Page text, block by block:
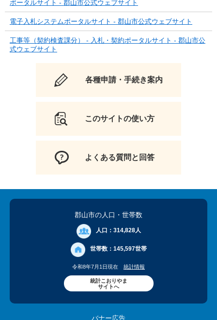
ポータルサイト - 郡山市公式ウェブサイト
電子入札システムポータルサイト - 郡山市公式ウェブサイト
工事等（契約検査課分） - 入札・契約ポータルサイト - 郡山市公
式ウェブサイト
各種申請・手続き案内
このサイトの使い方
よくある質問と回答
郡山市の人口 ・世帯数
人口： 314,828人
世帯数： 145,597世帯
令和8年7月1日現在 統計情報
統計こおりやま
サイトへ
バナー広告